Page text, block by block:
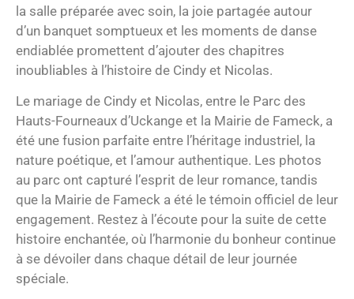
la salle préparée avec soin, la joie partagée autour
d’un banquet somptueux et les moments de danse
endiablée promettent d’ajouter des chapitres
inoubliables à l’histoire de Cindy et Nicolas.
Le mariage de Cindy et Nicolas, entre le Parc des
Hauts-Fourneaux d’Uckange et la Mairie de Fameck, a
été une fusion parfaite entre l’héritage industriel, la
nature poétique, et l’amour authentique. Les photos
au parc ont capturé l’esprit de leur romance, tandis
que la Mairie de Fameck a été le témoin officiel de leur
engagement. Restez à l’écoute pour la suite de cette
histoire enchantée, où l’harmonie du bonheur continue
à se dévoiler dans chaque détail de leur journée
spéciale.